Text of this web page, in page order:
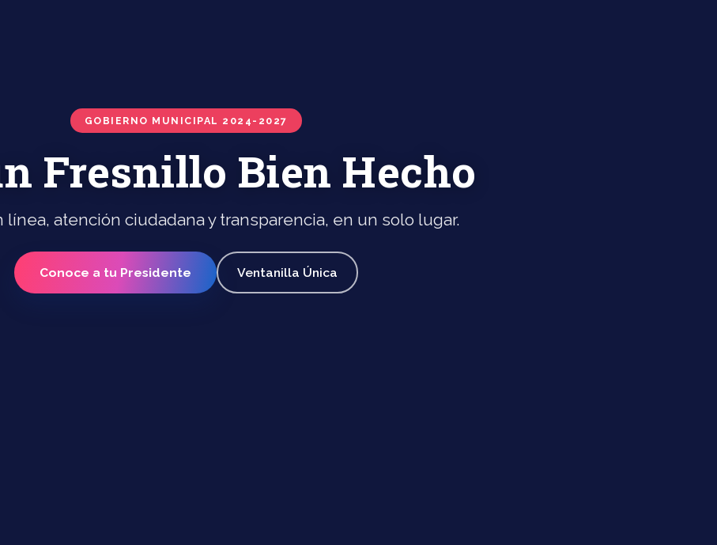
GOBIERNO MUNICIPAL 2024-2027
Fresnillo Bien Hecho
línea, atención ciudadana y transparencia, en un solo lugar.
Conoce a tu Presidente Ventanilla Única